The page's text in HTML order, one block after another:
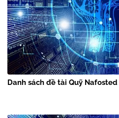
Danh sách đề tài Quỹ Nafosted